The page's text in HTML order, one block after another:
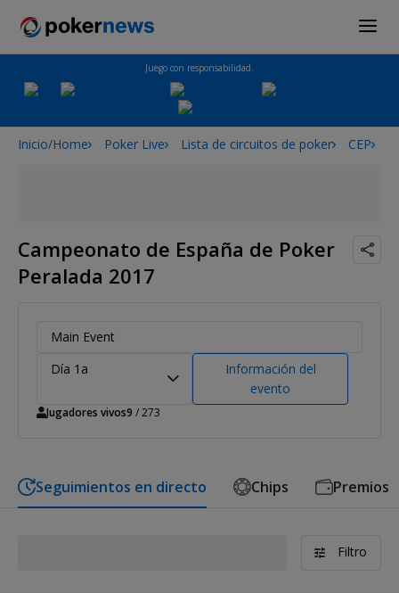
Juego con responsabilidad.
Inicio/Home Poker Live Lista de circuitos de poker CEP
Campeonato de España de Poker
Peralada 2017
Main Event
Día 1a
Información del
evento
Jugadores vivos9 / 273
Seguimientos en directo Chips Premios
Filtro